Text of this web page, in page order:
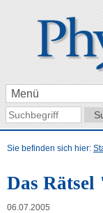
Sie befinden sich hier:
Das
06.07.2005